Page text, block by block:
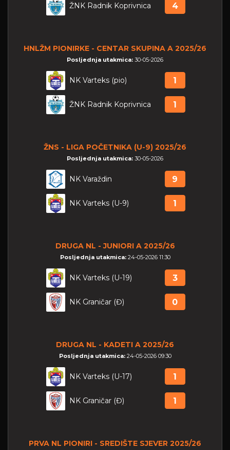
ŽNK Radnik Koprivnica 4
HNLŽM PIONIRKE - CENTAR SKUPINA A 2025/26
Posljednja utakmica: 30-05-2026
NK Varteks (pio) 1
ŽNK Radnik Koprivnica 1
ŽNS - LIGA POČETNIKA (U-9) 2025/26
Posljednja utakmica: 30-05-2026
NK Varaždin 9
NK Varteks (U-9) 1
DRUGA NL - JUNIORI A 2025/26
Posljednja utakmica: 24-05-2026 11:30
NK Varteks (U-19) 3
NK Graničar (Đ) 0
DRUGA NL - KADETI A 2025/26
Posljednja utakmica: 24-05-2026 09:30
NK Varteks (U-17) 1
NK Graničar (Đ) 1
PRVA NL PIONIRI - SREDIŠTE SJEVER 2025/26